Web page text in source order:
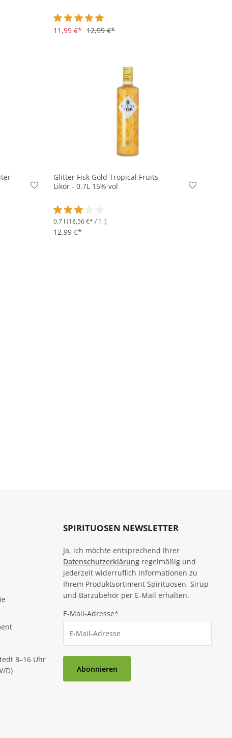
4.3 von 5 SternenDurchschnittliche Bewertung von 5 von 5 Sternen
11,99 €* 12,99 €*
5 von 5 Sternen
Glitter Fisk Gold Tropical Fruits
Likör - 0,7L 15% vol
Durchschnittliche Bewertung von 3 von 5 Sternen
0.7 l (18,56 €* / 1 l)
12,99 €*
In den Korb
8–16 Uhr
D)
SPIRITUOSEN NEWSLETTER
Ja, ich möchte entsprechend Ihrer
Datenschutzerklärung regelmäßig und
jederzeit widerruflich Informationen zu
Ihrem Produktsortiment Spirituosen, Sirup
und Barzubehör per E-Mail erhalten.
E-Mail-Adresse*
Abonnieren